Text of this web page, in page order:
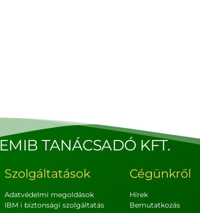
EMIB TANÁCSADÓ KFT.
Szolgáltatások
Adatvédelmi megoldások
IBM i biztonsági szolgáltatás
Cégünkről
Hírek
Bemutatkozás